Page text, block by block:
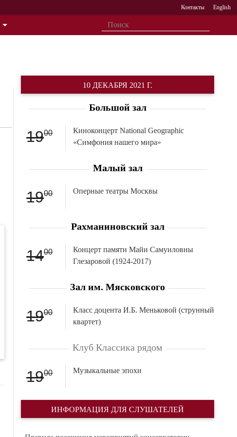
Контакты English
10 ДЕКАБРЯ 2021 Г.
Большой зал
1900
Киноконцерт National Geographic
«Симфония нашего мира»
Малый зал
1900 Оперные театры Москвы
Рахманиновский зал
1400
Концерт памяти Майи Самуиловны
Глезаровой (1924-2017)
Зал им. Мясковского
1900
Класс доцента И.Б. Меньковой (струнный
квартет)
Клуб Классика рядом
1900 Музыкальные эпохи
ИНФОРМАЦИЯ ДЛЯ СЛУШАТЕЛЕЙ